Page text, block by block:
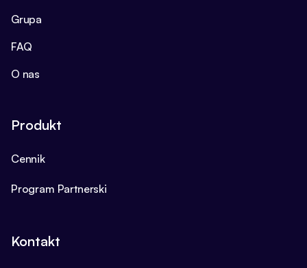
Grupa
FAQ
O nas
Produkt
Cennik
Program Partnerski
Kontakt